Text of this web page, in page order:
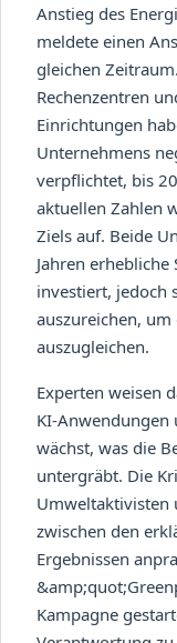
Anstieg des
meldete einen
gleichen
Rechenzentren
Einrichtungen
Unternehmens
verpflichtet, bis
aktuellen Zahlen
Ziels auf. Beide
Jahren
investiert, jedoch
auszureichen,
auszugleichen.
Experten weisen
KI-Anwendungen
wächst, was die
untergräbt. Die
Umweltaktivisten
zwischen den
Ergebnissen
Kampagne